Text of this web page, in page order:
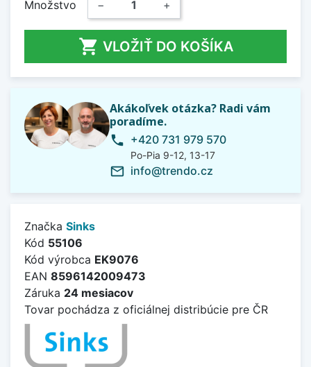
Množstvo − +
 VLOŽIŤ DO KOŠÍKA
Akákoľvek otázka? Radi vám
poradíme.
phone +420 731 979 570
Po-Pia 9-12, 13-17
mail_outline info@trendo.cz
Značka Sinks
Kód 55106
Kód výrobca EK9076
EAN 8596142009473
Záruka 24 mesiacov
Tovar pochádza z oficiálnej distribúcie pre ČR